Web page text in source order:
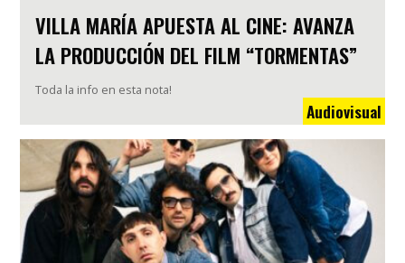
VILLA MARÍA APUESTA AL CINE: AVANZA
LA PRODUCCIÓN DEL FILM “TORMENTAS”
Toda la info en esta nota!
Audiovisual